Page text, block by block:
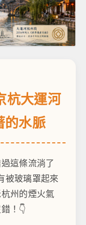
杭大運河
的水脈
這條流淌了
被玻璃罩起來
州的煙火氣
！👇